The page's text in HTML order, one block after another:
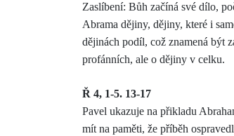
Zaslíbení: Bůh začíná své dílo,
Abrama dějiny, dějiny, které i
dějinách podíl, což znamená být
profánních, ale o dějiny v celku.
Ř 4, 1-5. 13-17
Pavel ukazuje na přikladu
mít na paměti, že příběh